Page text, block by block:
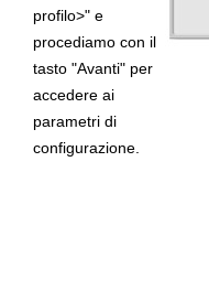
profilo>" e
procediamo con il
tasto "Avanti" per
accedere ai
parametri di
configurazione.